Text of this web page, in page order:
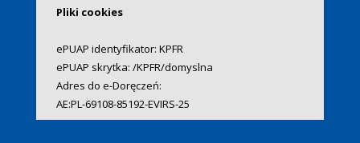
Pliki cookies
ePUAP identyfikator: KPFR
ePUAP skrytka: /KPFR/domyslna
Adres do e-Doręczeń:
AE:PL-69108-85192-EVIRS-25